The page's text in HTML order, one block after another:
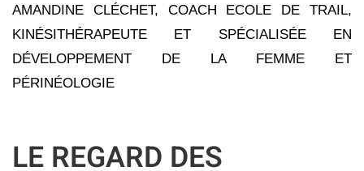
AMANDINE CLÉCHET, COACH ECOLE DE TRAIL,
KINÉSITHÉRAPEUTE ET SPÉCIALISÉE EN
DÉVELOPPEMENT DE LA FEMME ET
PÉRINÉOLOGIE
LE REGARD DES